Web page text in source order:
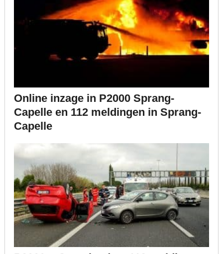
Online inzage in P2000 Sprang-
Capelle en 112 meldingen in Sprang-
Capelle